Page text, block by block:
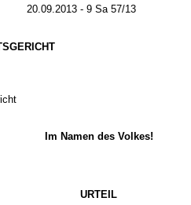
20.09.2013 - 9 Sa 57/13
Im Na­men des Vol­kes!
UR­TEIL